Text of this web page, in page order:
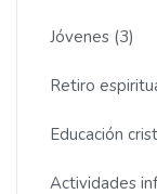
Jóvenes (3)
Retiro
Educación
Actividades